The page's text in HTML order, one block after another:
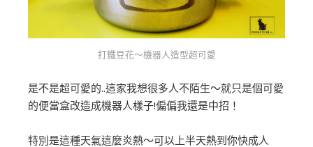
打鐵豆花～機器人造型超可愛
是不是超可愛的..這家我想很多人不陌生～就只是個可愛
的便當盒改造成機器人樣子!偏偏我還是中招！
特別是這種天氣這麼炎熱～可以上半天熱到你快成人